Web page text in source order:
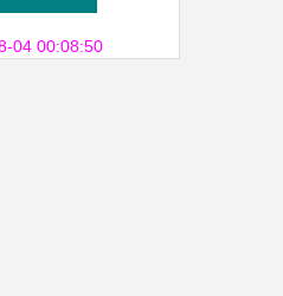
价比之选
04 00:08:50